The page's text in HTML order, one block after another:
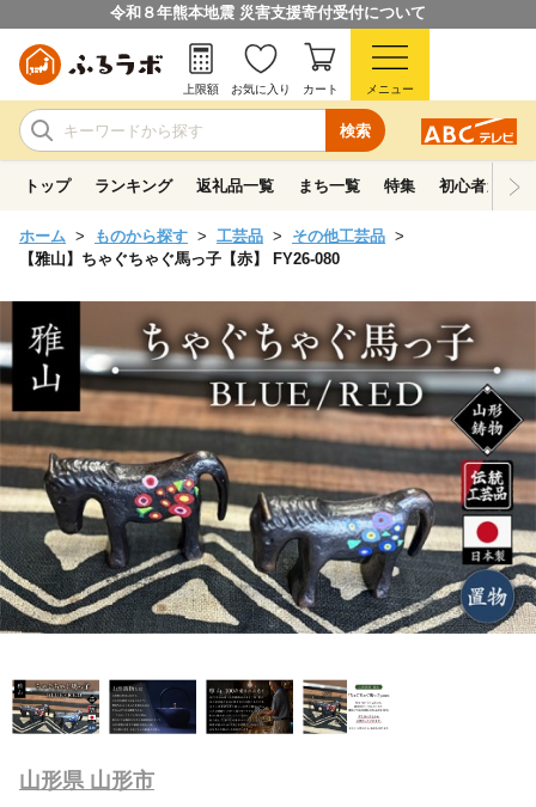
令和８年熊本地震 災害支援寄付受付について
検索
上限額 お気に入り カート メニュー
トップ ランキング 返礼品一覧 まち一覧 特集 初心者ガイド
ホーム ものから探す 工芸品
その他工芸品
【雅山】ちゃぐちゃぐ馬っ子【赤】 FY26-080
山形県 山形市